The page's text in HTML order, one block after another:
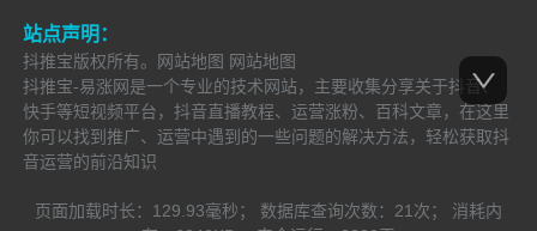
站点声明：
抖推宝版权所有。 网站地图 网站地图
抖推宝-易涨网是一个专业的技术网站，主要收集分享关于抖音、
快手等短视频平台，抖音直播教程、运营涨粉、百科文章，在这里
你可以找到推广、运营中遇到的一些问题的解决方法，轻松获取抖
音运营的前沿知识
页面加载时长： 129.93毫秒； 数据库查询次数： 21次；
消耗内